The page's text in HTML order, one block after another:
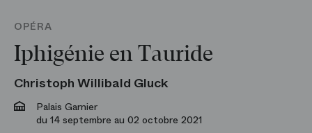
OPÉRA
Iphigénie en Tauride
Christoph Willibald Gluck
Palais Garnier
du 14 septembre au 02 octobre 2021